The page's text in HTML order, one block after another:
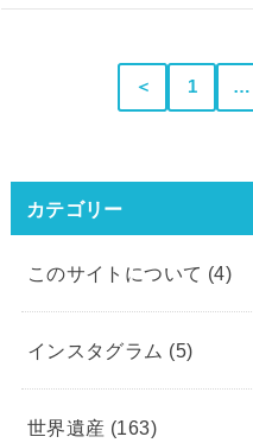
＜ 1 …
カテゴリー
このサイトについて (4)
インスタグラム (5)
世界遺産 (163)